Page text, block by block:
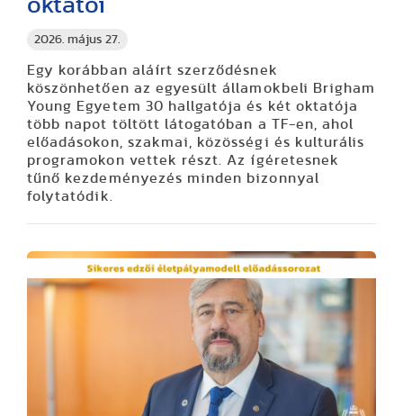
2026. május 27.
Egy korábban aláírt szerződésnek
köszönhetően az egyesült államokbeli Brigham
Young Egyetem 30 hallgatója és két oktatója
több napot töltött látogatóban a TF-en, ahol
előadásokon, szakmai, közösségi és kulturális
programokon vettek részt. Az ígéretesnek
tűnő kezdeményezés minden bizonnyal
folytatódik.